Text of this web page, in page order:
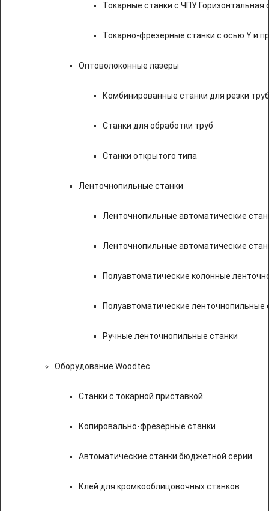
Токарные станки с ЧПУ Горизонтальная
Токарно-фрезерные станки с осью Y и
Оптоволоконные лазеры
Комбинированные станки для резки
Станки для обработки труб
Станки открытого типа
Ленточнопильные станки
Ленточнопильные автоматические
Ленточнопильные автоматические
Полуавтоматические колонные
Полуавтоматические ленточнопильные
Ручные ленточнопильные станки
Оборудование Woodtec
Станки с токарной приставкой
Копировально-фрезерные станки
Автоматические станки бюджетной серии
Клей для кромкооблицовочных станков